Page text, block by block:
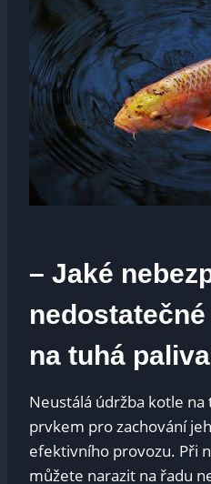
– Jaké
na tuhá
Neustálá údržba kotle
prvkem pro zachování
efektivního provozu. Při
můžete narazit na řadu